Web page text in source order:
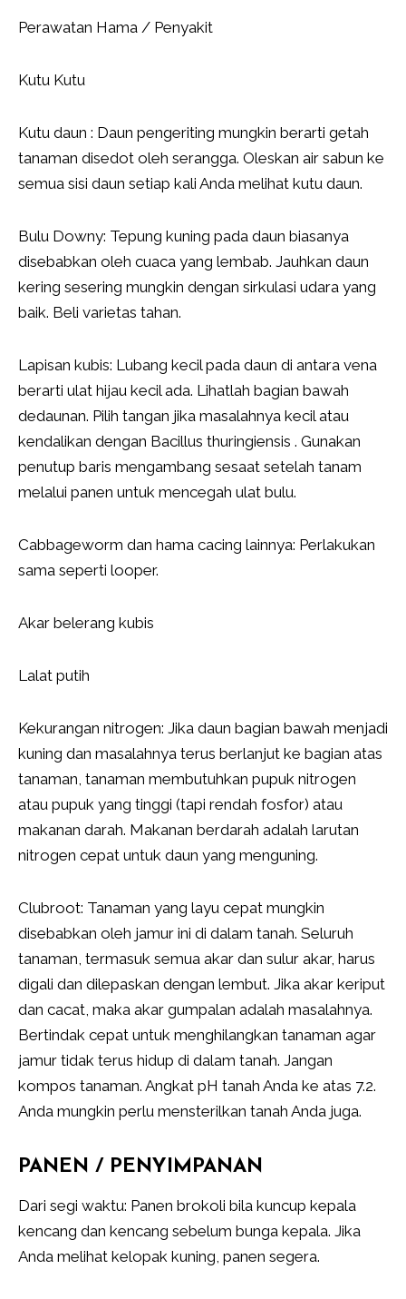
Perawatan Hama / Penyakit
Kutu Kutu
Kutu daun : Daun pengeriting mungkin berarti getah
tanaman disedot oleh serangga. Oleskan air sabun ke
semua sisi daun setiap kali Anda melihat kutu daun.
Bulu Downy: Tepung kuning pada daun biasanya
disebabkan oleh cuaca yang lembab. Jauhkan daun
kering sesering mungkin dengan sirkulasi udara yang
baik. Beli varietas tahan.
Lapisan kubis: Lubang kecil pada daun di antara vena
berarti ulat hijau kecil ada. Lihatlah bagian bawah
dedaunan. Pilih tangan jika masalahnya kecil atau
kendalikan dengan Bacillus thuringiensis . Gunakan
penutup baris mengambang sesaat setelah tanam
melalui panen untuk mencegah ulat bulu.
Cabbageworm dan hama cacing lainnya: Perlakukan
sama seperti looper.
Akar belerang kubis
Lalat putih
Kekurangan nitrogen: Jika daun bagian bawah menjadi
kuning dan masalahnya terus berlanjut ke bagian atas
tanaman, tanaman membutuhkan pupuk nitrogen
atau pupuk yang tinggi (tapi rendah fosfor) atau
makanan darah. Makanan berdarah adalah larutan
nitrogen cepat untuk daun yang menguning.
Clubroot: Tanaman yang layu cepat mungkin
disebabkan oleh jamur ini di dalam tanah. Seluruh
tanaman, termasuk semua akar dan sulur akar, harus
digali dan dilepaskan dengan lembut. Jika akar keriput
dan cacat, maka akar gumpalan adalah masalahnya.
Bertindak cepat untuk menghilangkan tanaman agar
jamur tidak terus hidup di dalam tanah. Jangan
kompos tanaman. Angkat pH tanah Anda ke atas 7.2.
Anda mungkin perlu mensterilkan tanah Anda juga.
PANEN / PENYIMPANAN
Dari segi waktu: Panen brokoli bila kuncup kepala
kencang dan kencang sebelum bunga kepala. Jika
Anda melihat kelopak kuning, panen segera.